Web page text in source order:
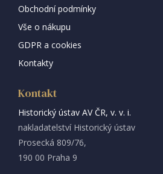
Obchodní podmínky
Vše o nákupu
GDPR a cookies
Kontakty
Kontakt
Historický ústav AV ČR, v. v. i.
nakladatelství Historický ústav
Prosecká 809/76,
190 00 Praha 9